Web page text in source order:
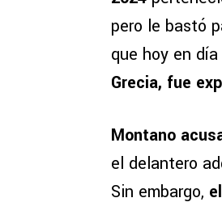
pero le bastó
que hoy en
Grecia, fue
Montano
el delantero
Sin embargo,